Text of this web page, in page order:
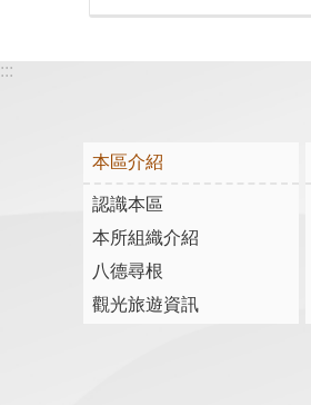
:::
本區介紹
認識本區
本所組織介紹
八德尋根
觀光旅遊資訊